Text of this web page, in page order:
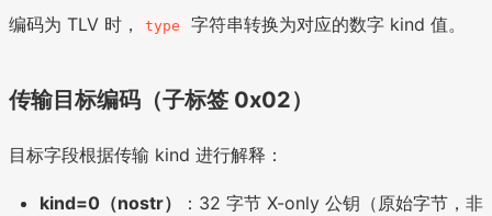
编码为 TLV 时， type 字符串转换为对应的数字 kind 值。
传输目标编码（子标签 0x02）
目标字段根据传输 kind 进行解释：
kind=0（nostr）
：32 字节 X-only 公钥（原始字节，非